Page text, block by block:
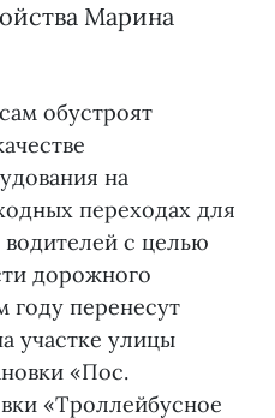
Марина
обустроят
на
переходах для
с целью
дорожного
году перенесут
участке улицы
«Пос.
«Троллейбусное